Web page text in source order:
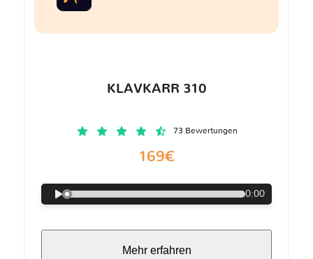
KLAVKARR 310
73 Bewertungen
169€
0:00
Mehr erfahren